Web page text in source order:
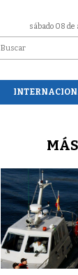
sábado 08 de